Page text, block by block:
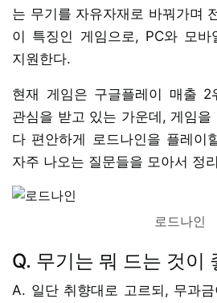
는 무기를 자유자재로 바꿔가며
이 특징인 게임으로, PC와 모바
지원한다.
현재 게임은 구글플레이 매출 2
관심을 받고 있는 가운데, 게임을
다 편안하게 로드나인을 플레이
자주 나오는 질문들을 모아서 정
로드나인
Q. 무기는 뭐 드는 것이
A. 일단 취향대로 고르되, 무과